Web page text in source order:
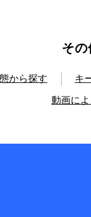
その
から探す キ
動画に